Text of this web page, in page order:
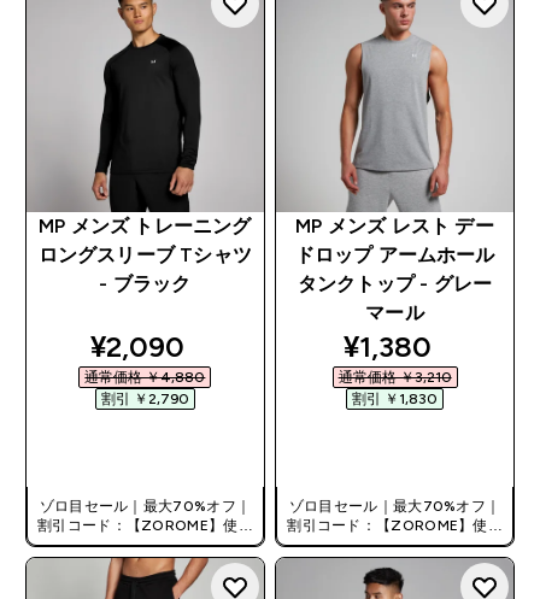
MP メンズ トレーニング
ロングスリーブ Tシャツ
- ブラック
discounted price
¥2,090‎
通常価格 ￥4,880‎
割引 ￥2,790‎
ゾロ目セール｜最大70%オフ｜
割引コード：【ZOROME】使用
で追加10%オフ！
MP メンズ レスト デー
ドロップ アームホール
タンクトップ - グレー
マール
discounted
¥1,380‎
通常価格 ￥3,210‎
割引 ￥1,830‎
ゾロ目セール｜最大70%オフ｜
割引コード：【ZOROME】使用
で追加10%オフ！